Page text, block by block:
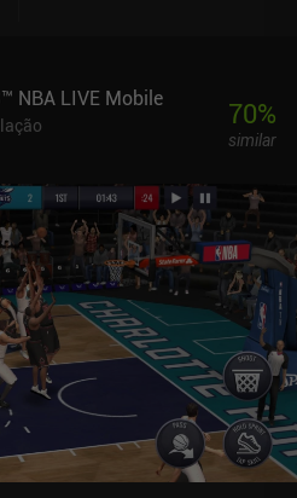
NBA LIVE Mobile 70%
similar